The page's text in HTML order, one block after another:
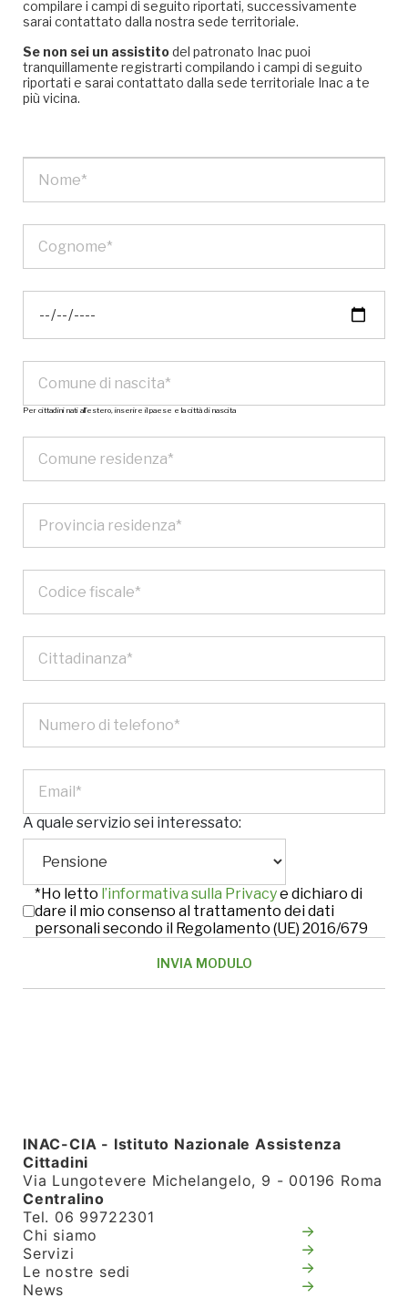
compilare i campi di seguito riportati, successivamente
sarai contattato dalla nostra sede territoriale.
Se non sei un assistitodel patronato Inac puoi
tranquillamente registrarti compilando i campi di seguito
riportati e sarai contattato dalla sede territoriale Inac a te
più vicina.
Per cittadini nati all’estero, inserire il paese e la città di nascita
A quale servizio sei interessato:
*Ho letto l’informativa sulla Privacye dichiaro di
dare il mio consenso al trattamento dei dati
personali secondo il Regolamento (UE) 2016/679
INAC-CIA - Istituto Nazionale Assistenza
Cittadini
Via Lungotevere Michelangelo, 9 - 00196 Roma
Centralino
Tel. 06 99722301
Chi siamo
Servizi
Le nostre sedi
News